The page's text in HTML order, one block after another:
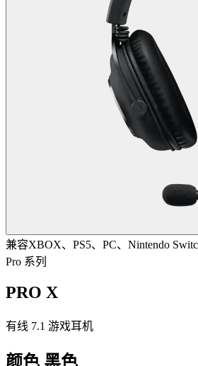
兼容XBOX、PS5、PC、Nintendo
Pro 系列
PRO X
有线 7.1 游戏耳机
颜色 黑色